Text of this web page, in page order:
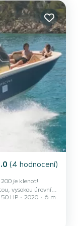
pouz...
(4 hodnocení)
je klenot!
vysokou úrovní
a výkon, aniž
je FX 200
kvalitu a
skvělou
HP 2020
6 m